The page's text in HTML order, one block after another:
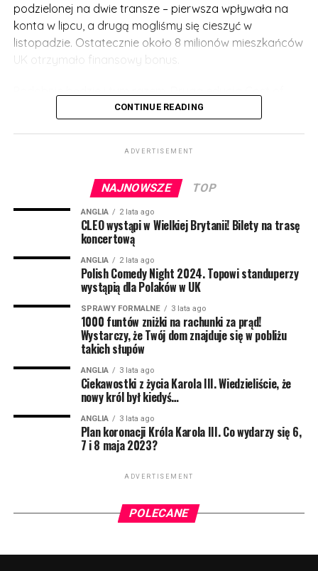
podzielonej na dwie transze – pierwsza wpływała na
konta w lipcu, a drugą mogliśmy się cieszyć w
listopadzie. Ostatecznie około 8 milionów mieszkańców
UK otrzymało finansowy bonus.
Living Payment została oficjalnie zatwierdzona, a
Osoby pobierające benefity wypłacane na podstawie
wczesną wiosną 2023. Będzie to kwota 301 funtów.
Następna transza będzie wypłacana jesienią 2023 i
tym razem otrzymamy 300 funtów. Z kolei wiosną 2024
roku mieszkańcy mogą liczyć na kolejny bonus – tym
razem 299 funtów.
Z jednej strony wiadomość, że władze planują pomoc
w wysokości aż 900 funtów może cieszyć. Z drugiej
strony jej podzielenie aż na trzy transze oznacza, że
więcej pomocy w 2023 roku raczej nie będzie.
Przynajmniej nie dla osób pobierających Universal
Credit. Na wyższe kwoty mogą liczyć emeryci oraz
osoby niepełnosprawne.
Tzw. disability payment będzie wypłacane latem 2023,
optymizmem. Wiadomo, że kolejne szczegóły zostaną
CONTINUE READING
ADVERTISEMENT
NAJNOWSZE TOP
ANGLIA 2 lata ago
CLEO wystąpi w Wielkiej Brytanii! Bilety na trasę
koncertową
ANGLIA 2 lata ago
Polish Comedy Night 2024. Topowi standuperzy
wystąpią dla Polaków w UK
SPRAWY FORMALNE 3 lata ago
1000 funtów zniżki na rachunki za prąd!
Wystarczy, że Twój dom znajduje się w pobliżu
takich słupów
ANGLIA 3 lata ago
Ciekawostki z życia Karola III. Wiedzieliście, że
nowy król był kiedyś…
ANGLIA 3 lata ago
Plan koronacji Króla Karola III. Co wydarzy się 6,
7 i 8 maja 2023?
ADVERTISEMENT
POLECANE